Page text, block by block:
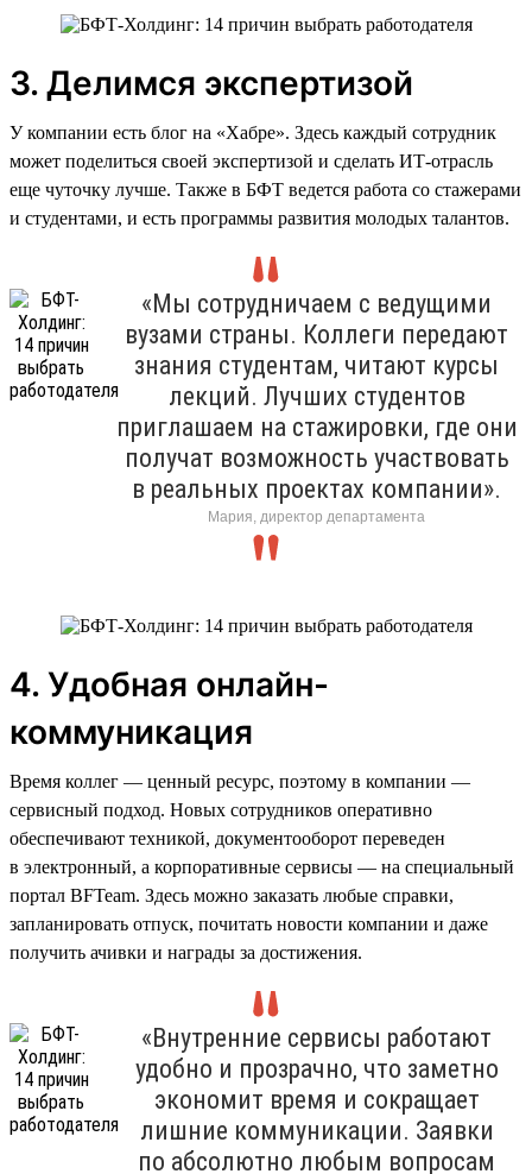
3. Делимся экспертизой
У компании есть блог на «Хабре». Здесь каждый сотрудник
может поделиться своей экспертизой и сделать ИТ-отрасль
еще чуточку лучше. Также в БФТ ведется работа со стажерами
и студентами, и есть программы развития молодых талантов.
«Мы сотрудничаем с ведущими
вузами страны. Коллеги передают
знания студентам, читают курсы
лекций. Лучших студентов
приглашаем на стажировки, где они
получат возможность участвовать
в реальных проектах компании».
Мария, директор департамента
4. Удобная онлайн-
коммуникация
Время коллег — ценный ресурс, поэтому в компании —
сервисный подход. Новых сотрудников оперативно
обеспечивают техникой, документооборот переведен
в электронный, а корпоративные сервисы — на специальный
портал BFTeam. Здесь можно заказать любые справки,
запланировать отпуск, почитать новости компании и даже
получить ачивки и награды за достижения.
«Внутренние сервисы работают
удобно и прозрачно, что заметно
экономит время и сокращает
лишние коммуникации. Заявки
по абсолютно любым вопросам